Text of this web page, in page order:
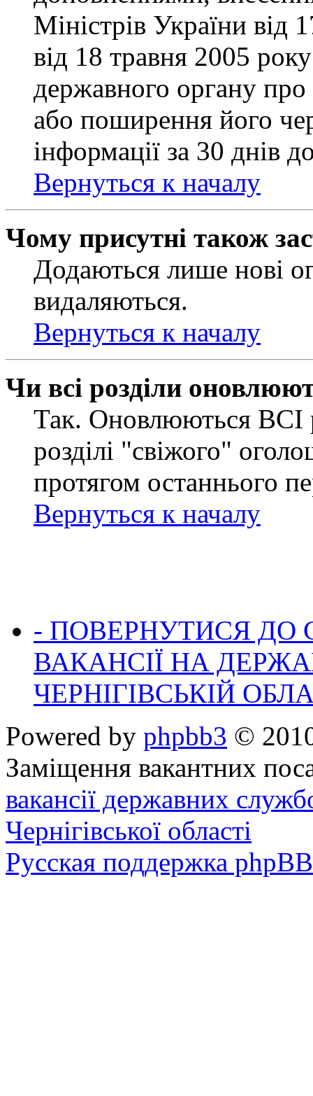
Міністрів України від
від 18 травня 2005
державного органу
або поширення його
інформації за 30 днів
Вернуться к началу
Чому присутні також
Додаються лише нові
видаляються.
Вернуться к началу
Чи всі розділи
Так. Оновлюються ВСІ
розділі "свіжого"
протягом останнього
Вернуться к началу
- ПОВЕРНУТИСЯ ДО
ВАКАНСІЇ НА
ЧЕРНІГІВСЬКІЙ
Powered by phpbb3 ©
Заміщення вакантних
вакансії державних
Чернігівської області
Русская поддержка phpBB